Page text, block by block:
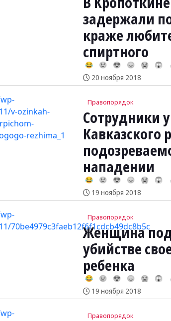
задержали
краже
спиртного
😂 😢 😍 😞 😭 😱
20 ноября 2018
Правопорядок
Сотрудники
Кавказского
нападении
😂 😢 😍 😞 😭 😱
19 ноября 2018
Правопорядок
Женщина
убийстве
ребенка
😂 😢 😍 😞 😭 😱
19 ноября 2018
Правопорядок